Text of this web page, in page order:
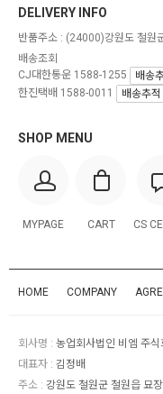
SHOP MENU
MYPAGE CART CS
DELIVERY INFO
반품주소 : (24000)강원도 철원
배송조회
CJ대한통운 1588-1255
배송
한진택배 1588-0011
배송추적
HOME COMPANY
회사명 : 농업회사법인 비엠 주식
대표자 : 김정배
주소 : 강원도 철원군 철원읍 묘